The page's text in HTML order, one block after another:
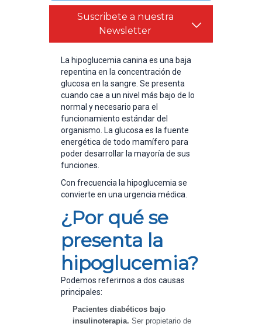
Suscribete a nuestra
Newsletter
La hipoglucemia canina es una baja
repentina en la concentración de
glucosa en la sangre. Se presenta
cuando cae a un nivel más bajo de lo
normal y necesario para el
funcionamiento estándar del
organismo. La glucosa es la fuente
energética de todo mamífero para
poder desarrollar la mayoría de sus
funciones.
Con frecuencia la hipoglucemia se
convierte en una urgencia médica.
¿Por qué se
presenta la
hipoglucemia?
Podemos referirnos a dos causas
principales:
Pacientes diabéticos bajo
insulinoterapia. Ser propietario de